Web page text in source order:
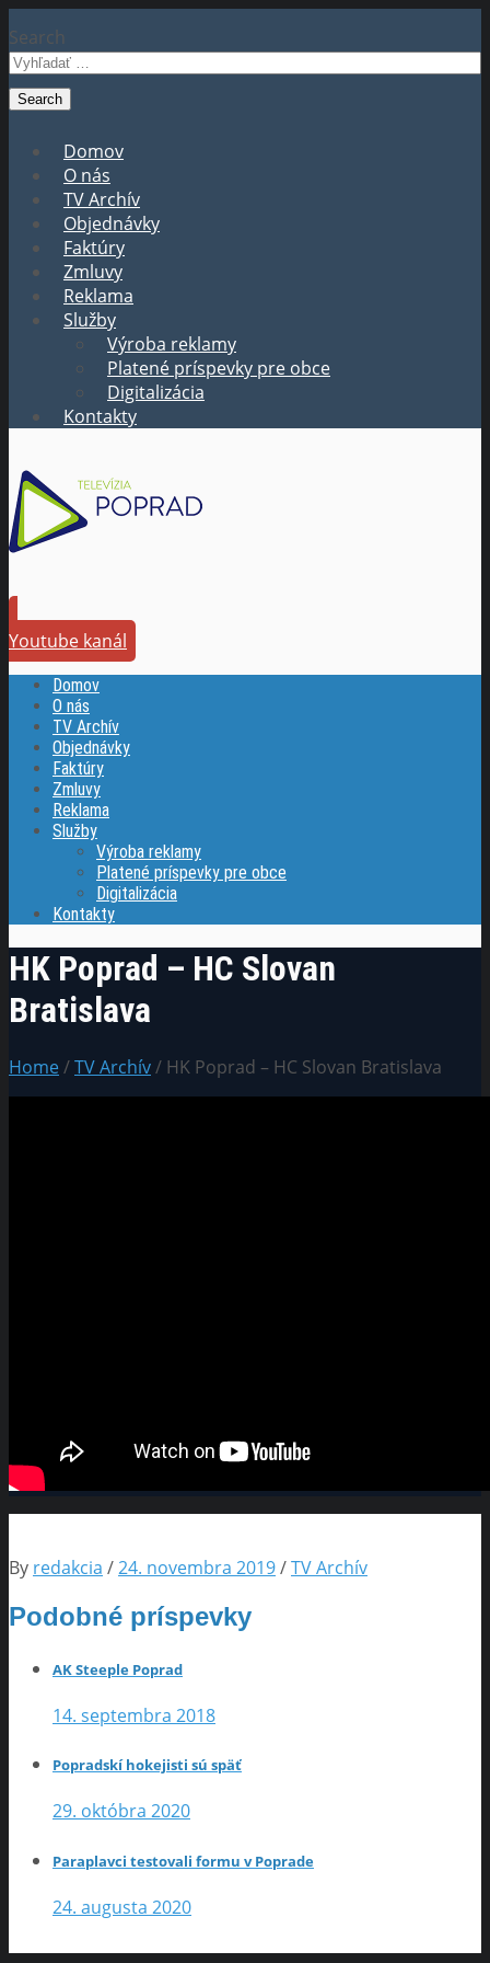
Search
Domov
O nás
TV Archív
Objednávky
Faktúry
Zmluvy
Reklama
Služby
Výroba reklamy
Platené príspevky pre obce
Digitalizácia
Kontakty
Youtube kanál
Domov
O nás
TV Archív
Objednávky
Faktúry
Zmluvy
Reklama
Služby
Výroba reklamy
Platené príspevky pre obce
Digitalizácia
Kontakty
HK Poprad – HC Slovan
Bratislava
Home/TV Archív/ HK Poprad – HC Slovan Bratislava
By redakcia /24. novembra 2019/TV Archív
Podobné príspevky
AK Steeple Poprad
14. septembra 2018
Popradskí hokejisti sú späť
29. októbra 2020
Paraplavci testovali formu v Poprade
24. augusta 2020